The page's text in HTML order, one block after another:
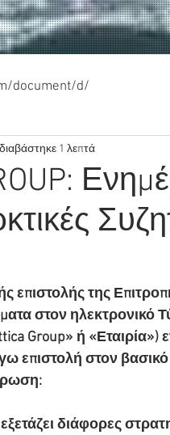
document/d/
διαβάστηκε 1 λεπτά
επιστολής της
στον ηλεκτρονικό
ή «Εταιρία»)
επιστολή στον
διάφορες